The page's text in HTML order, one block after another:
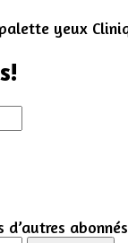
d’autres abonnés